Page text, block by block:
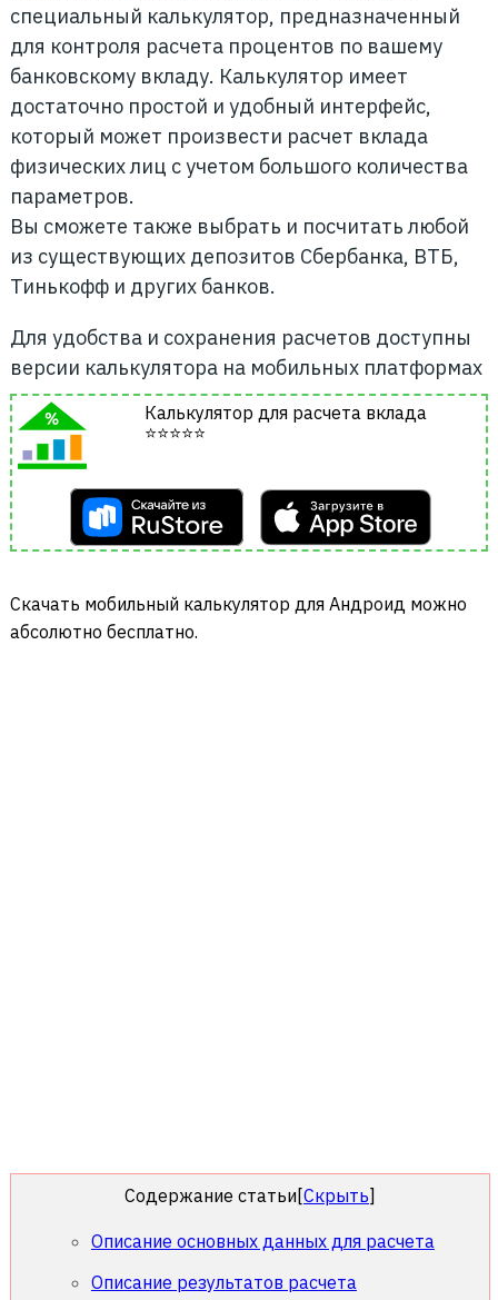
специальный калькулятор, предназначенный
для контроля расчета процентов по вашему
банковскому вкладу. Калькулятор имеет
достаточно простой и удобный интерфейс,
который может произвести расчет вклада
физических лиц с учетом большого количества
параметров.
Вы сможете также выбрать и посчитать любой
из существующих депозитов Сбербанка, ВТБ,
Тинькофф и других банков.
Для удобства и сохранения расчетов доступны
версии калькулятора на мобильных платформах
Калькулятор для расчета вклада
⭐⭐⭐⭐⭐
Cкачать мобильный калькулятор для Андроид можно
абсолютно бесплатно.
Содержание статьи [Скрыть]
Описание основных данных для расчета
Описание результатов расчета